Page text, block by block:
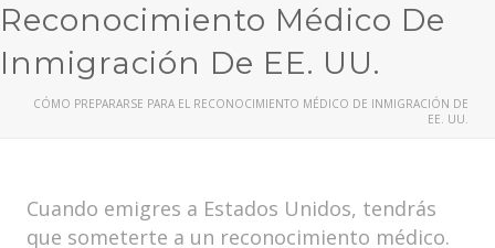
Reconocimiento Médico De
Inmigración De EE. UU.
CÓMO PREPARARSE PARA EL RECONOCIMIENTO MÉDICO DE INMIGRACIÓN DE
EE. UU.
Cuando emigres a Estados Unidos, tendrás
que someterte a un reconocimiento médico.